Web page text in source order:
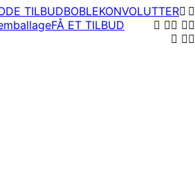
TILBUDBOBLEKONVOLUTTER
FÅ ET TILBUD